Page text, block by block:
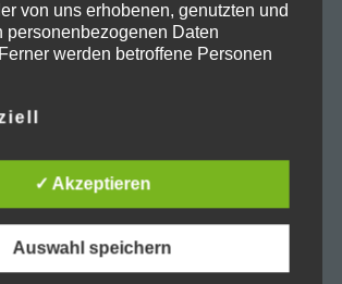
von uns erhobenen, genutzten und
personenbezogenen Daten
werden betroffene Personen
und organisatorische
umgesetzt, um einen möglichst
der über diese Internetseite
personenbezogenen Daten
Dennoch können Internetbasierte
grundsätzlich
✓ Akzeptieren
Auswahl speichern